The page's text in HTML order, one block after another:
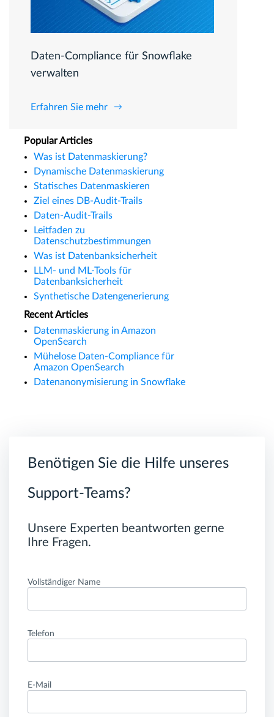
Daten-Compliance für Snowflake
verwalten
Erfahren Sie mehr
Popular Articles
Was ist Datenmaskierung?
Dynamische Datenmaskierung
Statisches Datenmaskieren
Ziel eines DB-Audit-Trails
Daten-Audit-Trails
Leitfaden zu
Datenschutzbestimmungen
Was ist Datenbanksicherheit
LLM- und ML-Tools für
Datenbanksicherheit
Synthetische Datengenerierung
Recent Articles
Datenmaskierung in Amazon
OpenSearch
Mühelose Daten-Compliance für
Amazon OpenSearch
Datenanonymisierung in Snowflake
Benötigen Sie die Hilfe unseres
Support-Teams?
Unsere Experten beantworten gerne
Ihre Fragen.
Vollständiger Name
Telefon
E-Mail